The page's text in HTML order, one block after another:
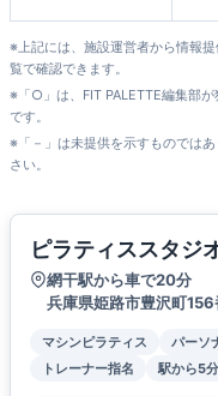
※上記には、施設運営者から情報
覧で確認できます。
※「○」は、FIT PALETTE編集部
です。
※「－」は未提供を示すものでは
さい。
ピラティススタジ
網干駅から車で20分
兵庫県姫路市豊沢町
マシンピラティス パーソ
トレーナー指名
駅から5